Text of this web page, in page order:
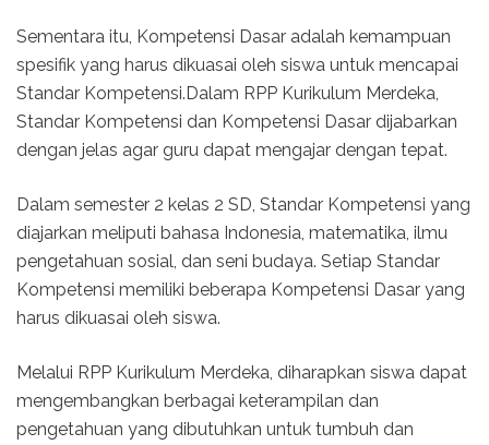
Sementara itu, Kompetensi Dasar adalah kemampuan
spesifik yang harus dikuasai oleh siswa untuk mencapai
Standar Kompetensi.Dalam RPP Kurikulum Merdeka,
Standar Kompetensi dan Kompetensi Dasar dijabarkan
dengan jelas agar guru dapat mengajar dengan tepat.
Dalam semester 2 kelas 2 SD, Standar Kompetensi yang
diajarkan meliputi bahasa Indonesia, matematika, ilmu
pengetahuan sosial, dan seni budaya. Setiap Standar
Kompetensi memiliki beberapa Kompetensi Dasar yang
harus dikuasai oleh siswa.
Melalui RPP Kurikulum Merdeka, diharapkan siswa dapat
mengembangkan berbagai keterampilan dan
pengetahuan yang dibutuhkan untuk tumbuh dan